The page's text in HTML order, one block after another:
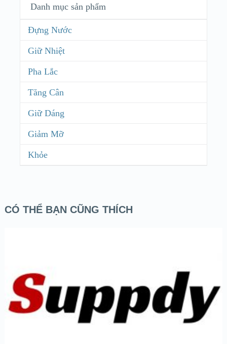
Danh mục sản phẩm
Đựng Nước
Giữ Nhiệt
Pha Lắc
Tăng Cân
Giữ Dáng
Giảm Mỡ
Khỏe
CÓ THỂ BẠN CŨNG THÍCH